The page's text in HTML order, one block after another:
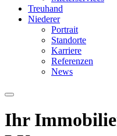
Treuhand
Niederer
Portrait
Standorte
Karriere
Referenzen
News
Ihr